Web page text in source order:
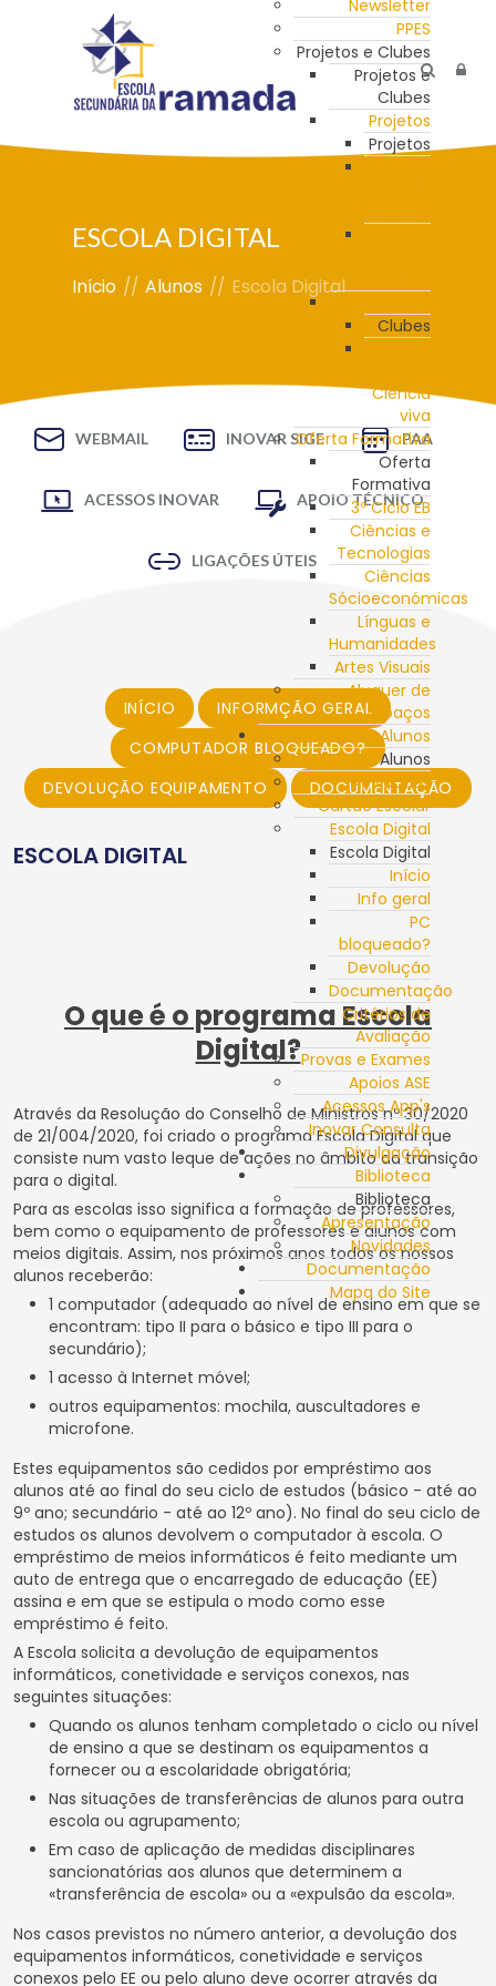
Newsletter
PPES
Projetos e Clubes
Projetos e
Clubes
Projetos
Projetos
Clubes
Ciência
viva
Oferta Formativa
Oferta
Formativa
3º Ciclo EB
Ciências e
Tecnologias
Ciências
Sócioeconómicas
Línguas e
Humanidades
Artes Visuais
Aluguer de
Espaços
Alunos
Alunos
Novidades
Cartão Escolar
Escola Digital
Escola Digital
Início
Info geral
PC
bloqueado?
Devolução
Documentação
Critérios de
Avaliação
Provas e Exames
Apoios ASE
Acessos App's
Inovar Consulta
Divulgação
Biblioteca
Biblioteca
Apresentação
Novidades
Documentação
Mapa do Site
ESCOLA DIGITAL
Início // Alunos // Escola Digital
WEBMAIL INOVAR SIGE PAA
ACESSOS INOVAR APOIO TÉCNICO
LIGAÇÕES ÚTEIS
INÍCIO
INFORMÇÃO GERAL
COMPUTADOR BLOQUEADO?
DEVOLUÇÃO EQUIPAMENTO
DOCUMENTAÇÃO
ESCOLA DIGITAL
O que é o programa Escola
Digital?
Através da Resolução do Conselho de Ministros nº 30/2020
de 21/004/2020, foi criado o programa Escola Digital que
consiste num vasto leque de ações no âmbito da transição
para o digital.
Para as escolas isso significa a formação de professores,
bem como o equipamento de professores e alunos com
meios digitais. Assim, nos próximos anos todos os nossos
alunos receberão:
1 computador (adequado ao nível de ensino em que se
encontram: tipo II para o básico e tipo III para o
secundário);
1 acesso à Internet móvel;
outros equipamentos: mochila, auscultadores e
microfone.
Estes equipamentos são cedidos por empréstimo aos
alunos até ao final do seu ciclo de estudos (básico - até ao
9º ano; secundário - até ao 12º ano). No final do seu ciclo de
estudos os alunos devolvem o computador à escola. O
empréstimo de meios informáticos é feito mediante um
auto de entrega que o encarregado de educação (EE)
assina e em que se estipula o modo como esse
empréstimo é feito.
A Escola solicita a devolução de equipamentos
informáticos, conetividade e serviços conexos, nas
seguintes situações:
Quando os alunos tenham completado o ciclo ou nível
de ensino a que se destinam os equipamentos a
fornecer ou a escolaridade obrigatória;
Nas situações de transferências de alunos para outra
escola ou agrupamento;
Em caso de aplicação de medidas disciplinares
sancionatórias aos alunos que determinem a
«transferência de escola» ou a «expulsão da escola».
Nos casos previstos no número anterior, a devolução dos
equipamentos informáticos, conetividade e serviços
conexos pelo EE ou pelo aluno deve ocorrer através da